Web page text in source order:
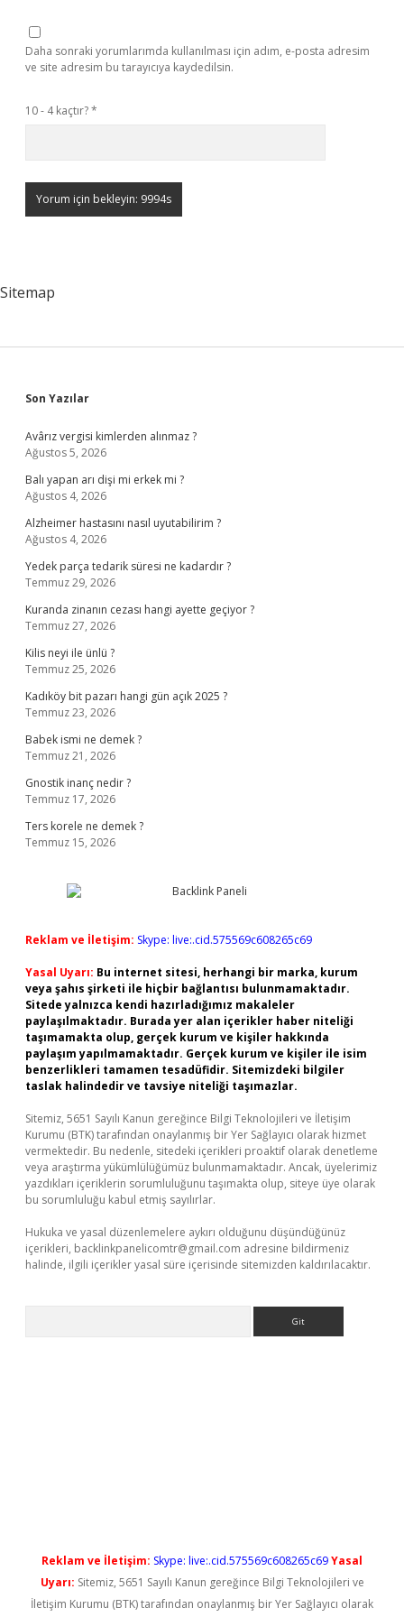
Daha sonraki yorumlarımda kullanılması için adım, e-posta adresim
ve site adresim bu tarayıcıya kaydedilsin.
10 - 4 kaçtır?*
Sitemap
Sidebar
Son Yazılar
Avârız vergisi kimlerden alınmaz ?
Ağustos 5, 2026
Balı yapan arı dişi mi erkek mi ?
Ağustos 4, 2026
Alzheimer hastasını nasıl uyutabilirim ?
Ağustos 4, 2026
Yedek parça tedarik süresi ne kadardır ?
Temmuz 29, 2026
Kuranda zinanın cezası hangi ayette geçiyor ?
Temmuz 27, 2026
Kilis neyi ile ünlü ?
Temmuz 25, 2026
Kadıköy bit pazarı hangi gün açık 2025 ?
Temmuz 23, 2026
Babek ismi ne demek ?
Temmuz 21, 2026
Gnostik inanç nedir ?
Temmuz 17, 2026
Ters korele ne demek ?
Temmuz 15, 2026
Reklam ve İletişim: Skype: live:.cid.575569c608265c69
Yasal Uyarı: Bu internet sitesi, herhangi bir marka, kurum
veya şahıs şirketi ile hiçbir bağlantısı bulunmamaktadır.
Sitede yalnızca kendi hazırladığımız makaleler
paylaşılmaktadır. Burada yer alan içerikler haber niteliği
taşımamakta olup, gerçek kurum ve kişiler hakkında
paylaşım yapılmamaktadır. Gerçek kurum ve kişiler ile isim
benzerlikleri tamamen tesadüfidir. Sitemizdeki bilgiler
taslak halindedir ve tavsiye niteliği taşımazlar.
Sitemiz, 5651 Sayılı Kanun gereğince Bilgi Teknolojileri ve İletişim
Kurumu (BTK) tarafından onaylanmış bir Yer Sağlayıcı olarak hizmet
vermektedir. Bu nedenle, sitedeki içerikleri proaktif olarak denetleme
veya araştırma yükümlülüğümüz bulunmamaktadır. Ancak, üyelerimiz
yazdıkları içeriklerin sorumluluğunu taşımakta olup, siteye üye olarak
bu sorumluluğu kabul etmiş sayılırlar.
Hukuka ve yasal düzenlemelere aykırı olduğunu düşündüğünüz
içerikleri, backlinkpanelicomtr@gmail.com adresine bildirmeniz
halinde, ilgili içerikler yasal süre içerisinde sitemizden kaldırılacaktır.
Reklam ve İletişim: Skype: live:.cid.575569c608265c69Yasal
Uyarı: Sitemiz, 5651 Sayılı Kanun gereğince Bilgi Teknolojileri ve
İletişim Kurumu (BTK) tarafından onaylanmış bir Yer Sağlayıcı olarak